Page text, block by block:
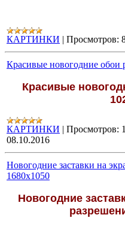
КАРТИНКИ | Просмотров:
Красивые новогодние обои
Красивые
КАРТИНКИ | Просмотров:
08.10.2016
Новогодние заставки на
1680х1050
Новогодние